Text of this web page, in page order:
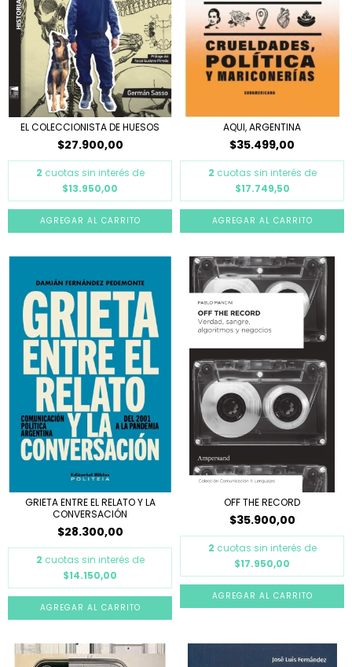
EL COLECCIONISTA DE HUESOS
$27.900,00
2 cuotas sin interés de
$13.950,00
AQUI, ARGENTINA
$35.499,00
2 cuotas sin interés de
$17.749,50
GRIETA ENTRE EL RELATO Y LA
CONVERSACIÓN
$28.300,00
2 cuotas sin interés de
$14.150,00
OFF THE RECORD
$35.900,00
2 cuotas sin interés de
$17.950,00